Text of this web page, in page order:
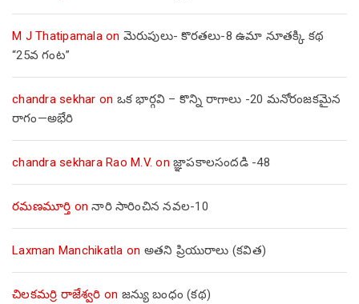
M J Thatipamalaon మెరుపులు- కొరతలు-8 ఉమా నూతక్కి కథ
“25వ గంట”
chandra sekhar on ఒక భార్గవి – కొన్ని రాగాలు -20 మనోరంజకమైన
రాగం—అభేరి
chandra sekhara Rao M.V. on జ్ఞాపకాలసందడి -48
రమణమూర్తి onనారి సారించిన నవల-10
Laxman Manchikatla on అతని ప్రియురాలు (కవిత)
చిలకమర్రి రాజేశ్వరి on జన్యు బంధం (కథ)